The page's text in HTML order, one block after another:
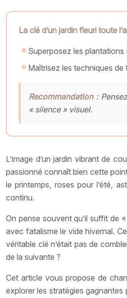
La clé d’un jardin fleuri toute
Superposez les
Maîtrisez les techniques de
Recommandation :
« silence » visuel.
L’image d’un jardin vibrant de
passionné connaît bien cette
le printemps, roses pour l’été,
continu.
On pense souvent qu’il suffit de
avec fatalisme le vide hivernal.
véritable clé n’était pas de
de la suivante ?
Cet article vous propose de
explorer les stratégies